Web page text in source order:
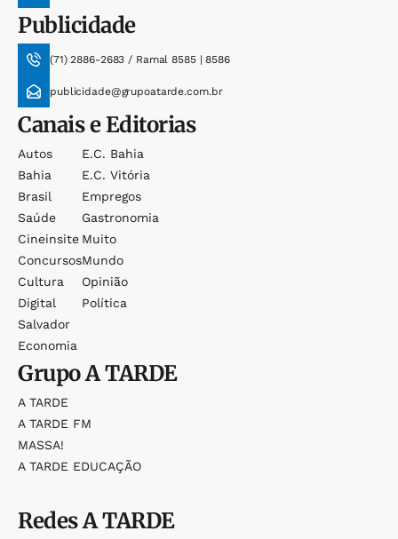
Publicidade
(71) 2886-2683 / Ramal 8585 | 8586
publicidade@grupoatarde.com.br
Canais e Editorias
Autos
Bahia
Brasil
Saúde
Cineinsite
Concursos
Cultura
Digital
Salvador
Economia
E.c. Bahia
E.c. Vitória
Empregos
Gastronomia
Muito
Mundo
Opinião
Política
GrupoA TARDE
A TARDE
A TARDE FM
MASSA!
A TARDE EDUCAÇÃO
RedesA TARDE